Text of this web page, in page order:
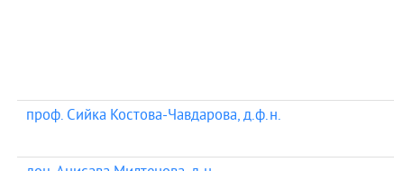
проф. Сийка Костова-Чавдарова, д.ф.н.